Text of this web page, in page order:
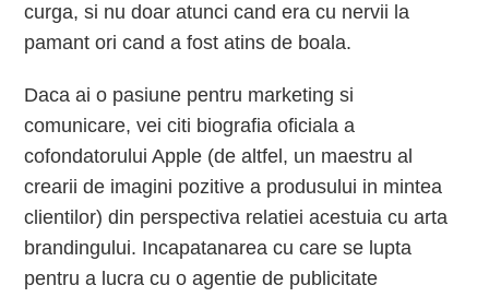
curga, si nu doar atunci cand era cu nervii la
pamant ori cand a fost atins de boala.
Daca ai o pasiune pentru marketing si
comunicare, vei citi biografia oficiala a
cofondatorului Apple (de altfel, un maestru al
crearii de imagini pozitive a produsului in mintea
clientilor) din perspectiva relatiei acestuia cu arta
brandingului. Incapatanarea cu care se lupta
pentru a lucra cu o agentie de publicitate